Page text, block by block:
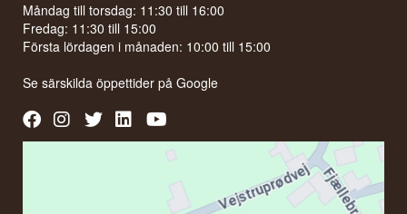
Måndag till torsdag: 11:30 till 16:00
Fredag: 11:30 till 15:00
Första lördagen i månaden: 10:00 till 15:00
Se särskilda öppettider påGoogle